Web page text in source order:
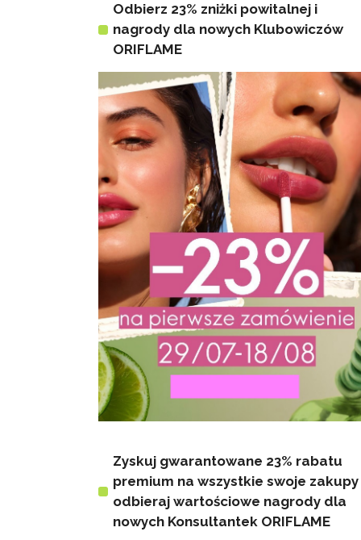
Odbierz 23% zniżki powitalnej i
nagrody dla nowych Klubowiczów
ORIFLAME
Zyskuj gwarantowane 23% rabatu
premium na wszystkie swoje zakupy
odbieraj wartościowe nagrody dla
nowych Konsultantek ORIFLAME